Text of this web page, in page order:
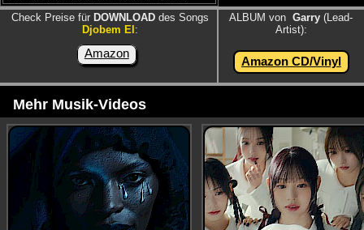
Check Preise für DOWNLOAD des Songs
Djobem El :
Amazon
ALBUM von Garry (Lead-
Artist):
Amazon CD/Vinyl
Mehr Musik-Videos